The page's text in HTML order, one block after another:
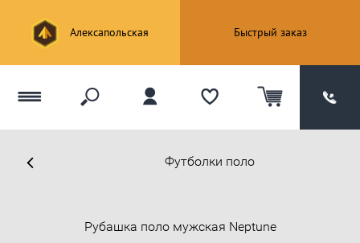
Алексапольская Быстрый заказ
Футболки поло
Рубашка поло мужская Neptune